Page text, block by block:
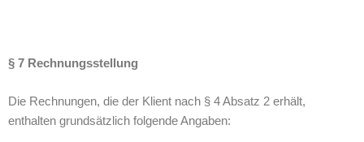
§ 7 Rechnungsstellung
Die Rechnungen, die der Klient nach § 4 Absatz 2 erhält,
enthalten grundsätzlich folgende Angaben: